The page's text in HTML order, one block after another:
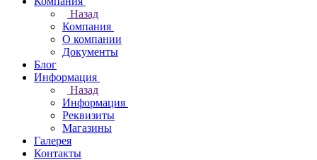
Назад
Компания
О компании
Документы
Блог
Информация
Назад
Информация
Реквизиты
Магазины
Галерея
Контакты